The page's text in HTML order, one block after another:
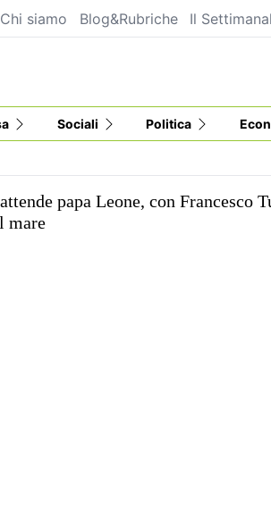
Chi siamo Blog&Rubriche Il
Sociali Politica
papa Leone, con Francesco
mare